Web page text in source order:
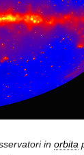
in orbita